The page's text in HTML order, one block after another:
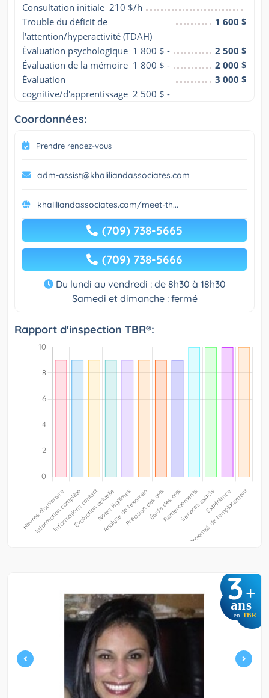
Consultation initiale  210 $/h
Trouble du déficit de
l'attention/hyperactivité (TDAH)
1 600 $
Évaluation psychologique  1 800 $ -
2 500 $
Évaluation de la mémoire  1 800 $ -
2 000 $
Évaluation
cognitive/d'apprentissage  2 500 $ -
3 000 $
Coordonnées:
Prendre rendez-vous
adm-assist@khaliliandassociates.com
khaliliandassociates.com/meet-th...
(709) 738-5665
(709) 738-5666
Du lundi au vendredi : de 8h30 à 18h30
Samedi et dimanche : fermé
Rapport d'inspection TBR®:
3+
ans
en TBR